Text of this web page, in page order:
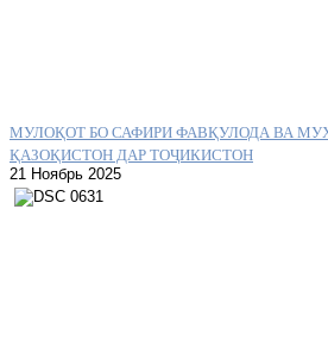
МУЛОҚОТ БО САФИРИ ФАВҚУЛОДА ВА
ҚАЗОҚИСТОН ДАР ТОҶИКИСТОН
21 Ноябрь 2025